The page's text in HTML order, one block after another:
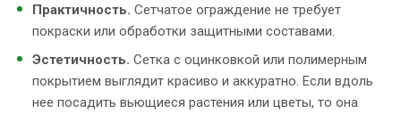
Практичность. Сетчатое ограждение не требует
покраски или обработки защитными составами.
Эстетичность. Сетка с оцинковкой или полимерным
покрытием выглядит красиво и аккуратно. Если вдоль
нее посадить вьющиеся растения или цветы, то она